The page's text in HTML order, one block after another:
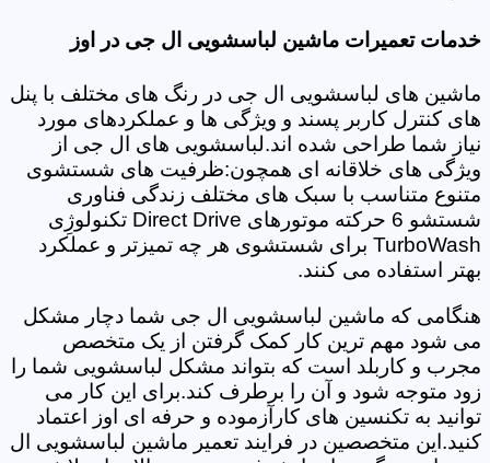
خدمات تعمیرات ماشین لباسشویی ال جی در اوز
ماشین های لباسشویی ال جی در رنگ های مختلف با پنل
های کنترل کاربر پسند و ویژگی ها و عملکردهای مورد
نیاز شما طراحی شده اند.لباسشویی های ال جی از
ویژگی های خلاقانه ای همچون:ظرفیت های شستشوی
متنوع متناسب با سبک های مختلف زندگی فناوری
شستشو 6 حرکته موتورهای Direct Drive تکنولوژِی
TurboWash برای شستشوی هر چه تمیزتر و عملکرد
بهتر استفاده می کنند.
هنگامی که ماشین لباسشویی ال جی شما دچار مشکل
می شود مهم ترین کار کمک گرفتن از یک متخصص
مجرب و کاربلد است که بتواند مشکل لباسشویی شما را
زود متوجه شود و آن را برطرف کند.برای این کار می
توانید به تکنسین های کارآزموده و حرفه ای اوز اعتماد
کنید.این متخصصین در فرایند تعمیر ماشین لباسشویی ال